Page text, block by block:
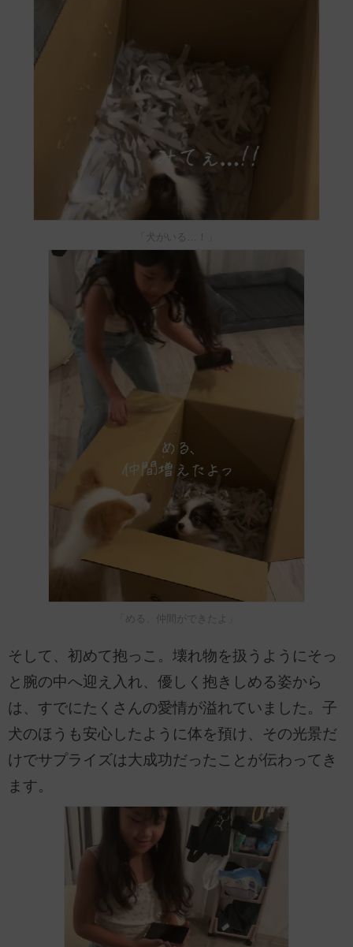
「犬がいる…！」
「める、仲間ができたよ」
そして、初めて抱っこ。壊れ物を扱うようにそっ
と腕の中へ迎え入れ、優しく抱きしめる姿から
は、すでにたくさんの愛情が溢れていました。子
犬のほうも安心したように体を預け、その光景だ
けでサプライズは大成功だったことが伝わってき
ます。